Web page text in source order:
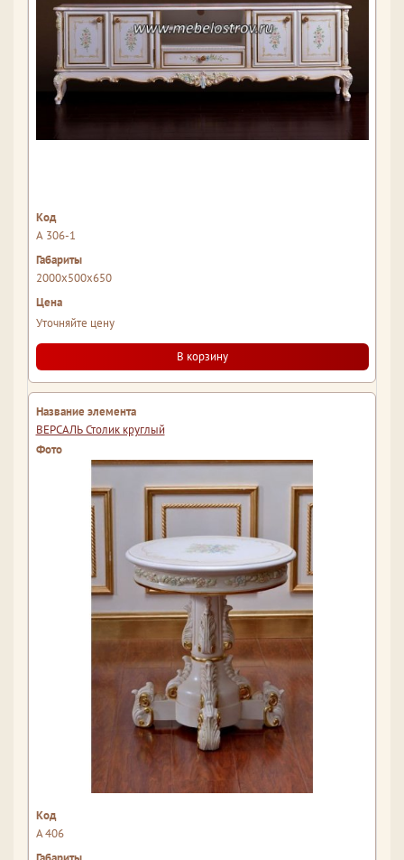
А 306-1
2000x500x650
Уточняйте цену
В корзину
ВЕРСАЛЬ Столик круглый
A 406